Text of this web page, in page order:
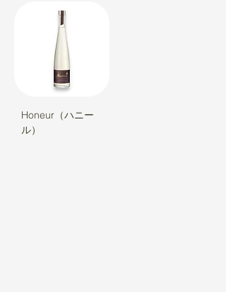
Honeur（ハニー
ル）